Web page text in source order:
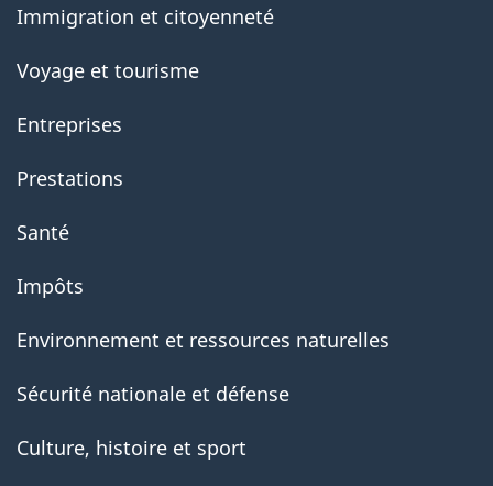
Immigration et citoyenneté
Voyage et tourisme
Entreprises
Prestations
Santé
Impôts
Environnement et ressources naturelles
Sécurité nationale et défense
Culture, histoire et sport